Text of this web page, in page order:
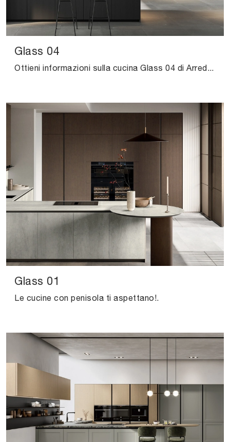
Glass 04
Ottieni informazioni sulla cucina Glass 04 di Arredo3: questa soluzione in vetro sarà l'acquisto ideale per te!
Glass 01
Le cucine con penisola ti aspettano!.